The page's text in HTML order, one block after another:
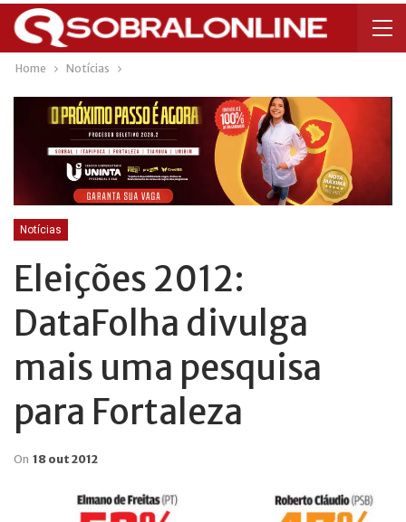
Home Notícias
Notícias
Eleições 2012:
DataFolha divulga
mais uma pesquisa
para Fortaleza
On 18 out 2012